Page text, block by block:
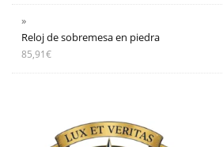
Reloj de sobremesa en piedra
85,91€